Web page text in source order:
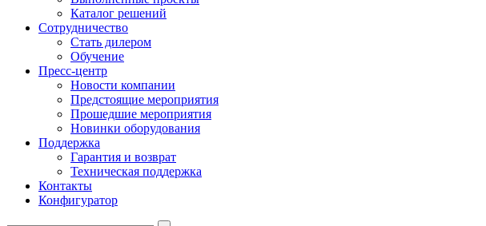
Каталог решений
Сотрудничество
Стать дилером
Обучение
Пресс-центр
Новости компании
Предстоящие мероприятия
Прошедшие мероприятия
Новинки оборудования
Поддержка
Гарантия и возврат
Техническая поддержка
Контакты
Конфигуратор